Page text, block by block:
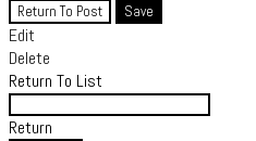
Return To Post Save
Edit
Delete
Return To List
Return